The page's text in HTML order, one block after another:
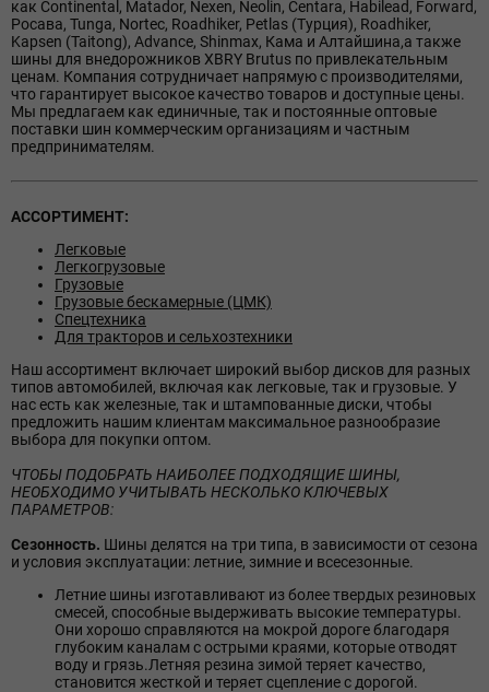
как Continental, Matador, Nexen, Neolin, Centara, Habilead, Forward,
Росава, Tunga, Nortec, Roadhiker, Petlas (Турция), Roadhiker,
Kapsen (Taitong), Advance, Shinmax, Кама и Алтайшина,а также
шины для внедорожников XBRY Brutus по привлекательным
ценам. Компания сотрудничает напрямую с производителями,
что гарантирует высокое качество товаров и доступные цены.
Мы предлагаем как единичные, так и постоянные оптовые
поставки шин коммерческим организациям и частным
предпринимателям.
АССОРТИМЕНТ:
Легковые
Легкогрузовые
Грузовые
Грузовые бескамерные (ЦМК)
Спецтехника
Для тракторов и сельхозтехники
Наш ассортимент включает широкий выбор дисков для разных
типов автомобилей, включая как легковые, так и грузовые. У
нас есть как железные, так и штампованные диски, чтобы
предложить нашим клиентам максимальное разнообразие
выбора для покупки оптом.
ЧТОБЫ ПОДОБРАТЬ НАИБОЛЕЕ ПОДХОДЯЩИЕ ШИНЫ,
НЕОБХОДИМО УЧИТЫВАТЬ НЕСКОЛЬКО КЛЮЧЕВЫХ
ПАРАМЕТРОВ:
Сезонность. Шины делятся на три типа, в зависимости от сезона
и условия эксплуатации: летние, зимние и всесезонные.
Летние шины изготавливают из более твердых резиновых
смесей, способные выдерживать высокие температуры.
Они хорошо справляются на мокрой дороге благодаря
глубоким каналам с острыми краями, которые отводят
воду и грязь.Летняя резина зимой теряет качество,
становится жесткой и теряет сцепление с дорогой.